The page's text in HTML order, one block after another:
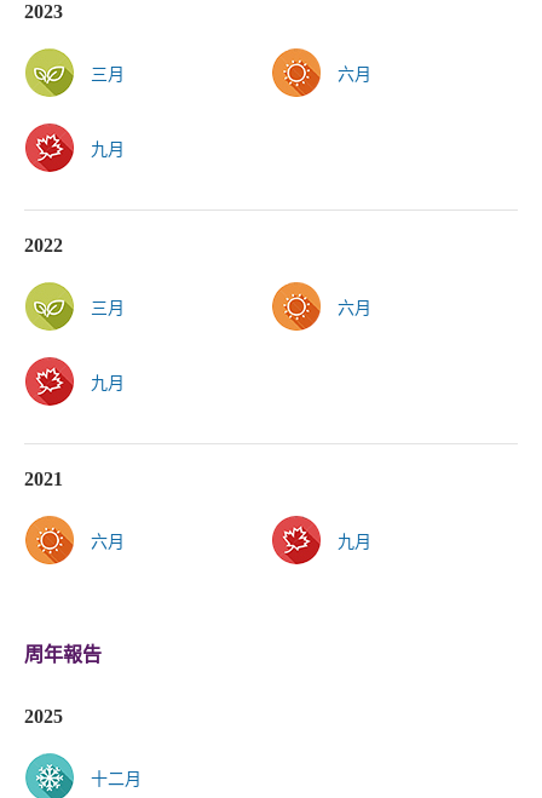
2023
三月 六月
九月
2022
三月 六月
九月
2021
六月 九月
周年報告
2025
十二月